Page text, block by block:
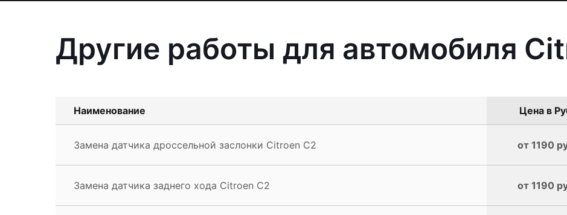
Другие работы для автомобиля
Наименование Цена в
Замена датчика дроссельной заслонки Citroen C2 от 1190
Замена датчика заднего хода Citroen C2 от 1190